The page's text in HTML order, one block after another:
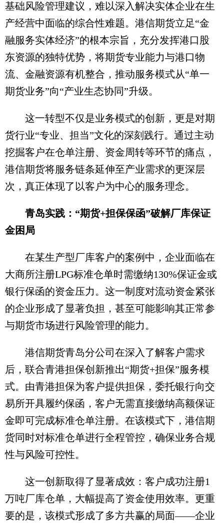
基础风险管理建议，难以深入解决实体企业在生
产经营中面临的综合性难题。港信期货立足“金
融服务实体经济”的根本宗旨，充分发挥港口股
东资源的独特优势，将期货专业能力与港口物
流、金融资源有机整合，推动服务模式从“单一
期货业务”向“产业生态协同”升级。
这一转型不仅是业务模式的创新，更是对期
货行业“专业、担当”文化的深刻践行。通过主动
挖掘客户在仓单注册、资金周转等环节的痛点，
港信期货将服务链条延伸至产业需求的更深层
次，真正体现了以客户为中心的服务理念。
青岛实践：“期货+担保保函”破解厂库保证
金困局
在某生产型厂库客户的案例中，企业面临在
大商所注册LPG标准仓单时需缴纳130%保证金或
银行保函的资金压力。这一制度对流动资金紧张
的企业形成了显著负担，甚至可能影响其正常参
与期货市场进行风险管理的能力。
港信期货青岛分公司在深入了解客户需求
后，联合青港担保创新推出“期货+担保”服务模
式。由青港担保为客户提供担保，委托银行向交
易所开具履约保函，客户无需直接缴纳高额保证
金即可完成标准仓单注册。在该模式下，港信期
货同时对标准仓单进行全程管控，确保业务合规
性与风险可控性。
这一创新取得了显著成效：客户成功注册1
万吨厂库仓单，大幅提高了资金使用效率。更重
要的是，该模式形成了多方共赢的局面——企业